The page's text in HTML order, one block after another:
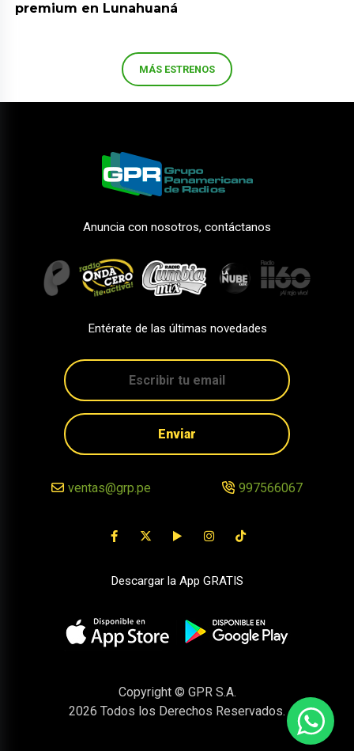
premium en Lunahuaná
MÁS ESTRENOS
Anuncia con nosotros, contáctanos
Entérate de las últimas novedades
Enviar
ventas@grp.pe 997566067
Descargar la App GRATIS
Copyright © GPR S.A.
2026 Todos los Derechos Reservados.